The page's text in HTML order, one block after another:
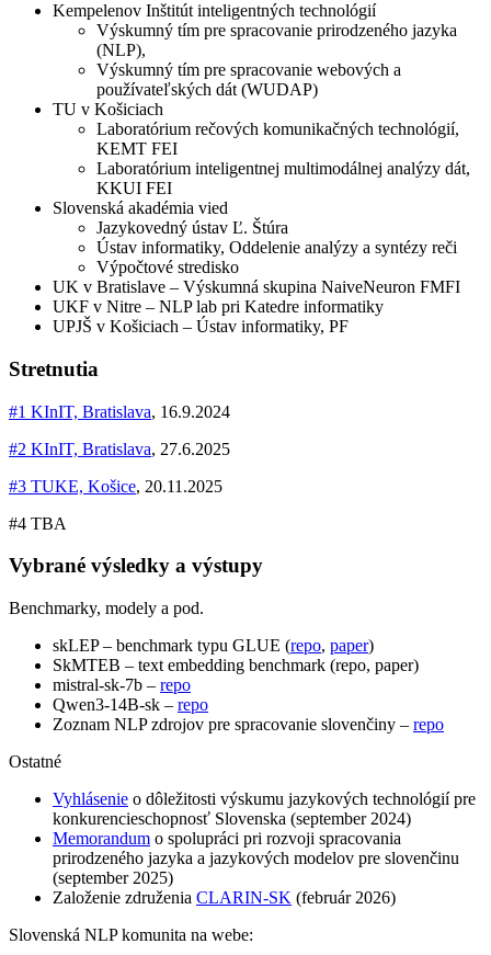
Kempelenov Inštitút inteligentných technológií
Výskumný tím pre spracovanie prirodzeného jazyka
(NLP),
Výskumný tím pre spracovanie webových a
používateľských dát (WUDAP)
TU v Košiciach
Laboratórium rečových komunikačných technológií,
KEMT FEI
Laboratórium inteligentnej multimodálnej analýzy dát,
KKUI FEI
Slovenská akadémia vied
Jazykovedný ústav Ľ. Štúra
Ústav informatiky, Oddelenie analýzy a syntézy reči
Výpočtové stredisko
UK v Bratislave – Výskumná skupina NaiveNeuron FMFI
UKF v Nitre – NLP lab pri Katedre informatiky
UPJŠ v Košiciach – Ústav informatiky, PF
Stretnutia
#1 KInIT, Bratislava, 16.9.2024
#2 KInIT, Bratislava, 27.6.2025
#3 TUKE, Košice, 20.11.2025
#4 TBA
Vybrané výsledky a výstupy
Benchmarky, modely a pod.
skLEP – benchmark typu GLUE (repo, paper)
SkMTEB – text embedding benchmark (repo, paper)
mistral-sk-7b – repo
Qwen3-14B-sk – repo
Zoznam NLP zdrojov pre spracovanie slovenčiny – repo
Ostatné
Vyhlásenie o dôležitosti výskumu jazykových technológií pre
konkurencieschopnosť Slovenska (september 2024)
Memorandum o spolupráci pri rozvoji spracovania
prirodzeného jazyka a jazykových modelov pre slovenčinu
(september 2025)
Založenie združenia CLARIN-SK (február 2026)
Slovenská NLP komunita na webe: